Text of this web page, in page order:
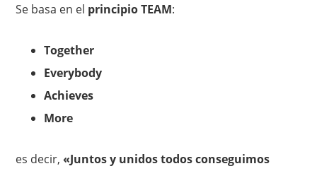
Se basa en el principio TEAM:
Together
Everybody
Achieves
More
es decir,«Juntos y unidos todos conseguimos